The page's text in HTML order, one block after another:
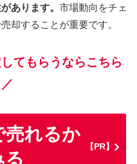
あります。 市場動向をチェ
却することが重要です。
てもらうならこちら
売れるか
る
【PR】